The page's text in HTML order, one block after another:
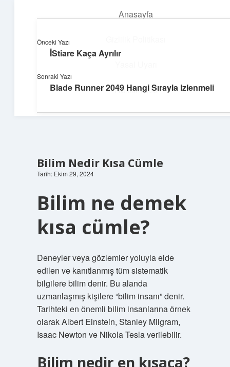
Anasayfa
Hakkımızda
Dijital Dünya Günlüğü
Bilim Nedir Kısa Cümle
Tarih: Ekim 29, 2024
Bilim ne demek
kısa cümle?
Deneyler veya gözlemler yoluyla elde
edilen ve kanıtlanmış tüm sistematik
bilgilere bilim denir. Bu alanda
uzmanlaşmış kişilere “bilim insanı” denir.
Tarihteki en önemli bilim insanlarına örnek
olarak Albert Einstein, Stanley Milgram,
Isaac Newton ve Nikola Tesla verilebilir.
Bilim nedir en kısaca?
Önceki Yazı
İStiare Kaça Ayrılır
Sonraki Yazı
Blade Runner 2049 Hangi Sırayla Izlenmeli